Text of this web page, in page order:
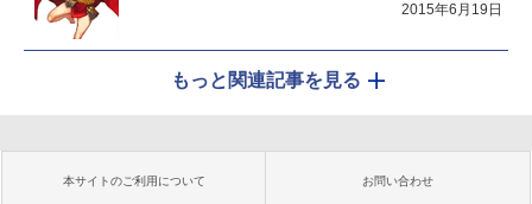
2015年6月19日
もっと関連記事を見る
本サイトのご利用について お問い合わせ